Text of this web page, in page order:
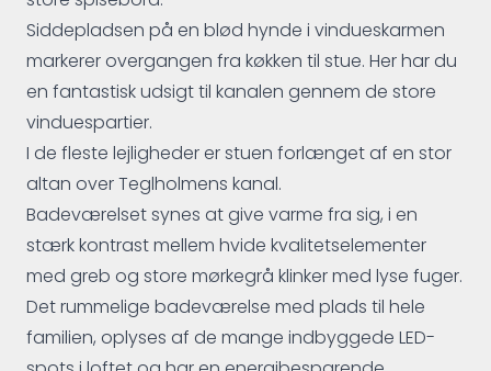
Siddepladsen på en blød hynde i vindueskarmen
markerer overgangen fra køkken til stue. Her har du
en fantastisk udsigt til kanalen gennem de store
vinduespartier.
I de fleste lejligheder er stuen forlænget af en stor
altan over Teglholmens kanal.
Badeværelset synes at give varme fra sig, i en
stærk kontrast mellem hvide kvalitetselementer
med greb og store mørkegrå klinker med lyse fuger.
Det rummelige badeværelse med plads til hele
familien, oplyses af de mange indbyggede LED-